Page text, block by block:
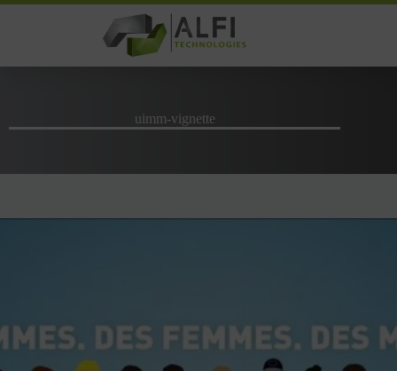
Passer
uimm-vignette